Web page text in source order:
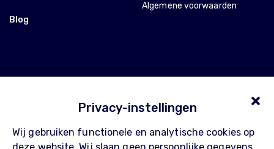
Privacy-instellingen
Wij gebruiken functionele en analytische cookies op
Blog
Algemene voorwaarden